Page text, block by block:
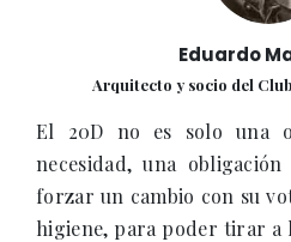
Eduardo
Arquitecto y socio del
El 20D no es solo una
necesidad, una
forzar un cambio con su
higiene, para poder tirar a